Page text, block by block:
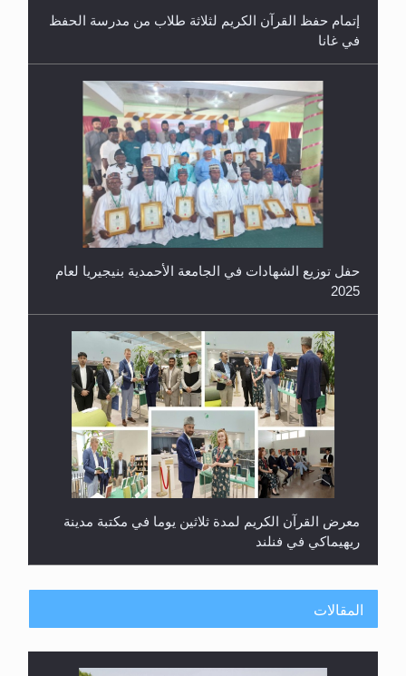
حفل توزيع الشهادات في الجامعة الأحمدية بنيجيريا لعام
2025
معرض القرآن الكريم لمدة ثلاثين يوما في مكتبة مدينة
ريهيماكي في فنلند
ندوة حول نظام الوصية في الجماعة الأحمدية في
شيتاغونغ – بنغلاديش
المقالات
متطلَّبات التّحريك الجديد...